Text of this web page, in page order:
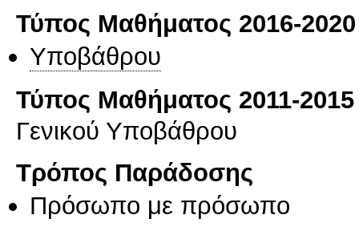
Τύπος Μαθήματος 2016-2020
Υποβάθρου
Τύπος Μαθήματος 2011-2015
Γενικού Υποβάθρου
Τρόπος Παράδοσης
Πρόσωπο με πρόσωπο